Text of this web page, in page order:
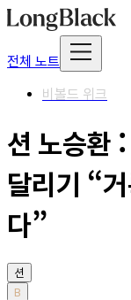
전체 노트
비볼드 위크
션 노승환
달리기 “
다”
션
B